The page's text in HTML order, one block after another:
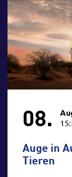
08.
Auge in
Tieren